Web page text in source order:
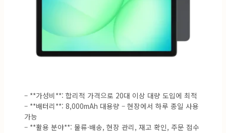
– **가성비**: 합리적 가격으로 20대 이상 대량 도입에 최적
– **배터리**: 8,000mAh 대용량 – 현장에서 하루 종일 사용
가능
– **활용 분야**: 물류·배송, 현장 관리, 재고 확인, 주문 접수